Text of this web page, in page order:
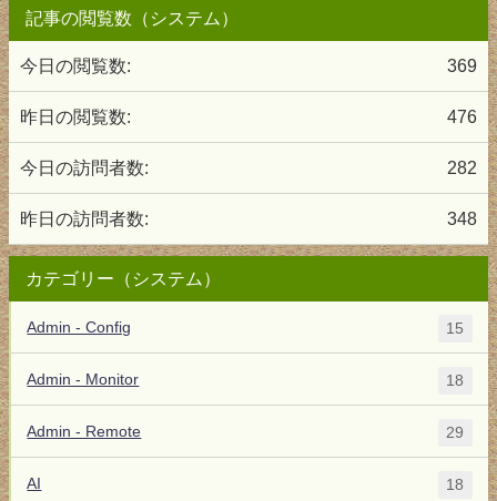
記事の閲覧数（システム）
369
今日の閲覧数:
476
昨日の閲覧数:
282
今日の訪問者数:
348
昨日の訪問者数:
カテゴリー（システム）
Admin - Config 15
Admin - Monitor 18
Admin - Remote 29
AI 18